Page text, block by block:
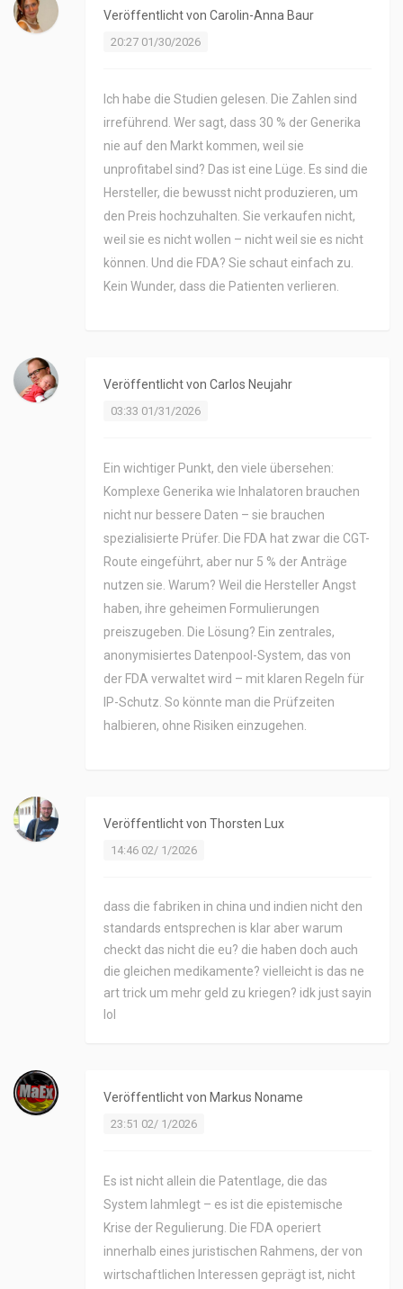
Veröffentlicht von Carolin-Anna Baur
20:27 01/30/2026
Ich habe die Studien gelesen. Die Zahlen sind
irreführend. Wer sagt, dass 30 % der Generika
nie auf den Markt kommen, weil sie
unprofitabel sind? Das ist eine Lüge. Es sind die
Hersteller, die bewusst nicht produzieren, um
den Preis hochzuhalten. Sie verkaufen nicht,
weil sie es nicht wollen – nicht weil sie es nicht
können. Und die FDA? Sie schaut einfach zu.
Kein Wunder, dass die Patienten verlieren.
Veröffentlicht von Carlos Neujahr
03:33 01/31/2026
Ein wichtiger Punkt, den viele übersehen:
Komplexe Generika wie Inhalatoren brauchen
nicht nur bessere Daten – sie brauchen
spezialisierte Prüfer. Die FDA hat zwar die CGT-
Route eingeführt, aber nur 5 % der Anträge
nutzen sie. Warum? Weil die Hersteller Angst
haben, ihre geheimen Formulierungen
preiszugeben. Die Lösung? Ein zentrales,
anonymisiertes Datenpool-System, das von
der FDA verwaltet wird – mit klaren Regeln für
IP-Schutz. So könnte man die Prüfzeiten
halbieren, ohne Risiken einzugehen.
Veröffentlicht von Thorsten Lux
14:46 02/ 1/2026
dass die fabriken in china und indien nicht den
standards entsprechen is klar aber warum
checkt das nicht die eu? die haben doch auch
die gleichen medikamente? vielleicht is das ne
art trick um mehr geld zu kriegen? idk just sayin
lol
Veröffentlicht von Markus Noname
23:51 02/ 1/2026
Es ist nicht allein die Patentlage, die das
System lahmlegt – es ist die epistemische
Krise der Regulierung. Die FDA operiert
innerhalb eines juristischen Rahmens, der von
wirtschaftlichen Interessen geprägt ist, nicht